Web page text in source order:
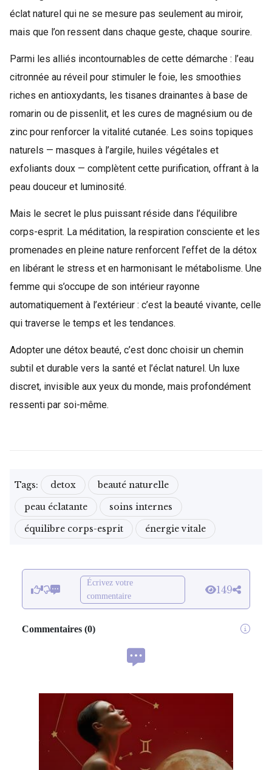
éclat naturel qui ne se mesure pas seulement au miroir,
mais que l’on ressent dans chaque geste, chaque sourire.
Parmi les alliés incontournables de cette démarche : l’eau
citronnée au réveil pour stimuler le foie, les smoothies
riches en antioxydants, les tisanes drainantes à base de
romarin ou de pissenlit, et les cures de magnésium ou de
zinc pour renforcer la vitalité cutanée. Les soins topiques
naturels — masques à l’argile, huiles végétales et
exfoliants doux — complètent cette purification, offrant à la
peau douceur et luminosité.
Mais le secret le plus puissant réside dans l’équilibre
corps-esprit. La méditation, la respiration consciente et les
promenades en pleine nature renforcent l’effet de la détox
en libérant le stress et en harmonisant le métabolisme. Une
femme qui s’occupe de son intérieur rayonne
automatiquement à l’extérieur : c’est la beauté vivante, celle
qui traverse le temps et les tendances.
Adopter une détox beauté, c’est donc choisir un chemin
subtil et durable vers la santé et l’éclat naturel. Un luxe
discret, invisible aux yeux du monde, mais profondément
ressenti par soi-même.
Tags: detox
beauté naturelle
peau éclatante
soins internes
équilibre corps-esprit
énergie vitale
Écrivez votre
commentaire
149
Commentaires (0)